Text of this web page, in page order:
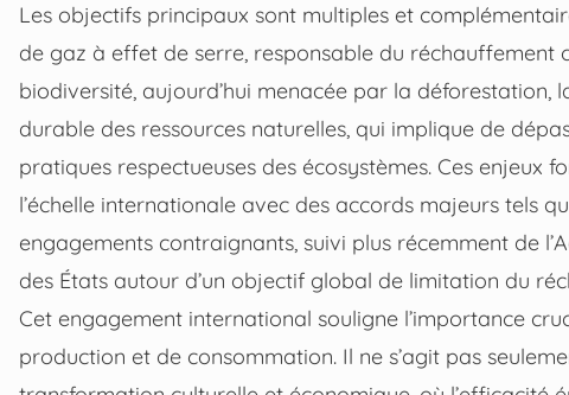
Les objectifs principaux sont multiples et
de gaz à effet de serre, responsable du réchauffement
biodiversité, aujourd’hui menacée par la déforestation,
durable des ressources naturelles, qui implique de
pratiques respectueuses des écosystèmes. Ces
l’échelle internationale avec des accords majeurs tels
engagements contraignants, suivi plus récemment de
des États autour d’un objectif global de limitation du
Cet engagement international souligne l’importance
production et de consommation. Il ne s’agit pas